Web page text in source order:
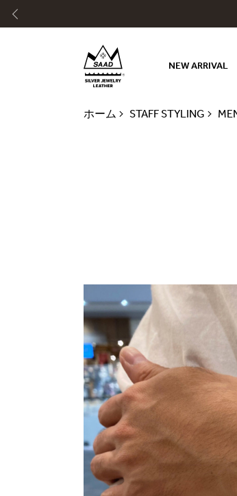
NEW ARRIVAL
ホーム STAFF STYLING